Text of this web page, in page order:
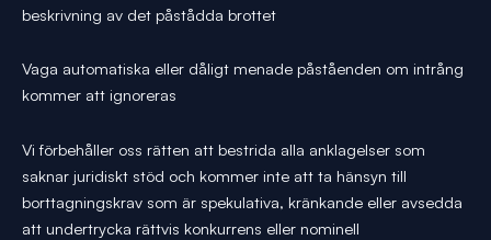
beskrivning av det påstådda brottet
Vaga automatiska eller dåligt menade påståenden om intrång
kommer att ignoreras
Vi förbehåller oss rätten att bestrida alla anklagelser som
saknar juridiskt stöd och kommer inte att ta hänsyn till
borttagningskrav som är spekulativa, kränkande eller avsedda
att undertrycka rättvis konkurrens eller nominell